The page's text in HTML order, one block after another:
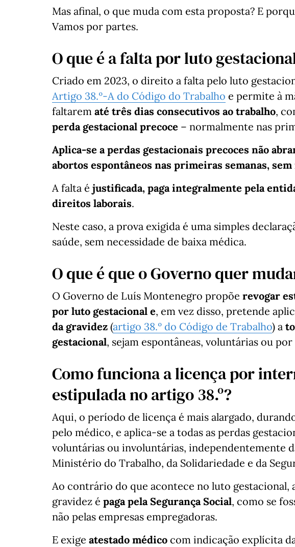
Mas afinal, o que muda com esta proposta? E
Vamos por partes.
O que é a falta por luto
Criado em 2023, o direito a falta pelo luto
Artigo 38.º-A do Código do Trabalho e permite à
faltarem até três dias consecutivos ao trabalho,
perda gestacional precoce – normalmente nas
Aplica-se a perdas gestacionais precoces não
abortos espontâneos nas primeiras semanas,
A falta é justificada, paga integralmente pela
direitos laborais.
Neste caso, a prova exigida é uma simples
saúde, sem necessidade de baixa médica.
O que é que o Governo quer
O Governo de Luís Montenegro propõe revogar
por luto gestacional e, em vez disso, pretende
da gravidez (artigo 38.º do Código de Trabalho) a
gestacional, sejam espontâneas, voluntárias ou
Como funciona a licença por
estipulada no artigo 38.º?
Aqui, o período de licença é mais alargado,
pelo médico, e aplica-se a todas as perdas
voluntárias ou involuntárias, independentemente
Ministério do Trabalho, da Solidariedade e da
Ao contrário do que acontece no luto
gravidez é paga pela Segurança Social, como se
não pelas empresas empregadoras.
E exige atestado médico com indicação explícita